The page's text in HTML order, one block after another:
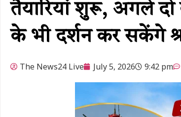
तैयारियां शुरू, अगले दो
के भी दर्शन कर सकेंगे
The News24 Live July 5, 2026 9:42 pm